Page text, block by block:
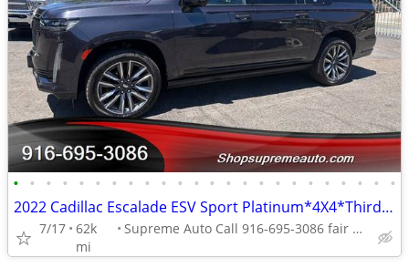
• • • • • • • • • • • • • • • • • • • • • • • •
2022 Cadillac Escalade ESV Sport Platinum*4X4*Third Row Seats*Loaded*
7/17 62k
mi
Supreme Auto Call 916-695-3086 fair oaks